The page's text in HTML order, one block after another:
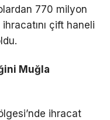
770 milyon
çift haneli
Muğla
ihracat